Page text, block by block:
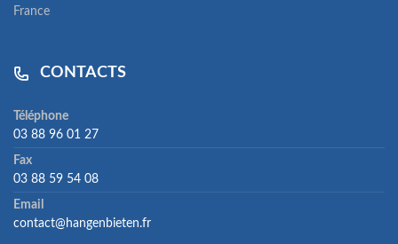
France
CONTACTS
Téléphone
03 88 96 01 27
Fax
03 88 59 54 08
Email
contact@hangenbieten.fr